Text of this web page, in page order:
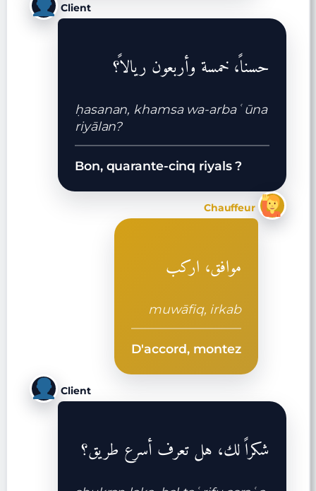
Client
حسناً، خمسة وأربعون ريالاً؟
ḥasanan, khamsa wa-arbaʿūna
riyālan?
Bon, quarante-cinq riyals ?
Chauffeur
موافق، اركب
muwāfiq, irkab
D'accord, montez
Client
شكراً لك، هل تعرف أسرع طريق؟